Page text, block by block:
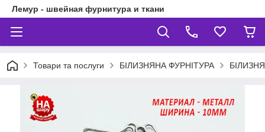
Лемур - швейная фурнитура и ткани
Товари та послуги БІЛИЗНЯНА ФУРНІТУРА